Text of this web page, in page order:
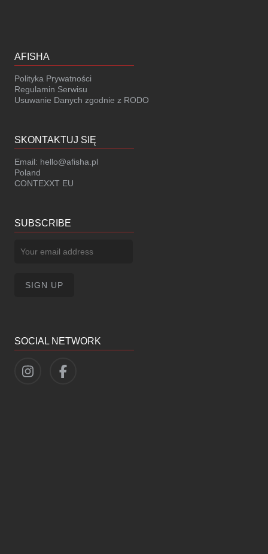
AFISHA
Polityka Prywatności
Regulamin Serwisu
Usuwanie Danych zgodnie z RODO
SKONTAKTUJ SIĘ
Email: hello@afisha.pl
Poland
CONTEXXT EU
SUBSCRIBE
SOCIAL NETWORK